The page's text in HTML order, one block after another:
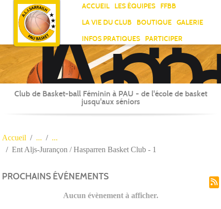
ACCUEIL LES ÉQUIPES
FFBB
LA VIE DU CLUB
BOUTIQUE
GALERIE
INFOS PRATIQUES
PARTICIPER
Club de Basket-ball Féminin à PAU - de l'école de basket
jusqu'aux séniors
Accueil
Ent Aljs-Jurançon / Hasparren Basket Club - 1
PROCHAINS ÉVÉNEMENTS
Aucun évènement à afficher.
Panneau de gestion des cookies